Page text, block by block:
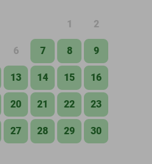
1 2
6 7 8 9
13 14 15 16
20 21 22 23
27 28 29 30